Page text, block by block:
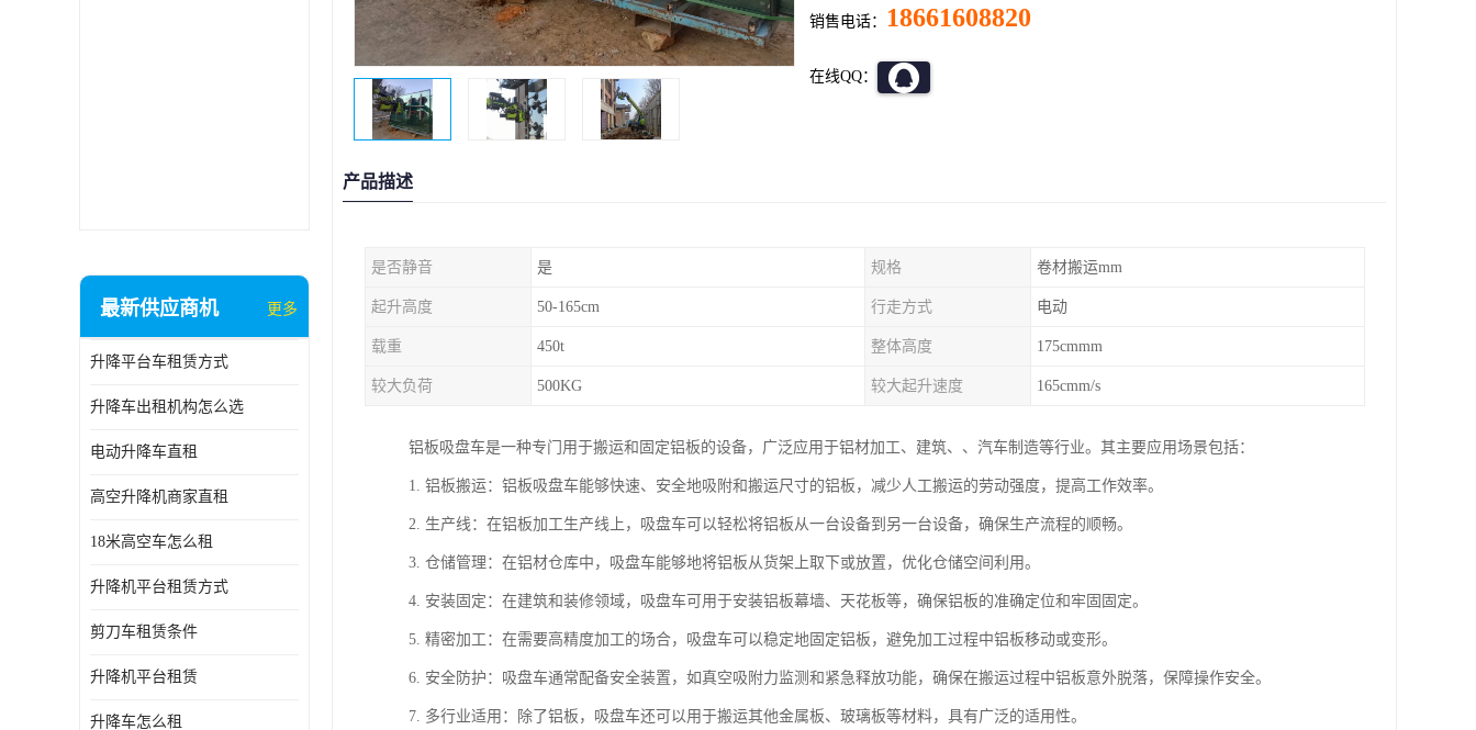
最新供应商机 更多
升降平台车租赁方式
升降车出租机构怎么选
电动升降车直租
高空升降机商家直租
18米高空车怎么租
升降机平台租赁方式
剪刀车租赁条件
升降机平台租赁
升降车怎么租
销售电话： 18661608820
在线QQ：
产品描述
是否静音 是 规格 卷材搬运mm
起升高度 50-165cm 行走方式 电动
载重 450t 整体高度 175cmmm
较大负荷 500KG 较大起升速度 165cmm/s
铝板吸盘车是一种专门用于搬运和固定铝板的设备，广泛应用于铝材加工、建筑、、汽车制造等行业。其主要应用场景包括：
1. 铝板搬运：铝板吸盘车能够快速、安全地吸附和搬运尺寸的铝板，减少人工搬运的劳动强度，提高工作效率。
2. 生产线：在铝板加工生产线上，吸盘车可以轻松将铝板从一台设备到另一台设备，确保生产流程的顺畅。
3. 仓储管理：在铝材仓库中，吸盘车能够地将铝板从货架上取下或放置，优化仓储空间利用。
4. 安装固定：在建筑和装修领域，吸盘车可用于安装铝板幕墙、天花板等，确保铝板的准确定位和牢固固定。
5. 精密加工：在需要高精度加工的场合，吸盘车可以稳定地固定铝板，避免加工过程中铝板移动或变形。
6. 安全防护：吸盘车通常配备安全装置，如真空吸附力监测和紧急释放功能，确保在搬运过程中铝板意外脱落，保障操作安全。
7. 多行业适用：除了铝板，吸盘车还可以用于搬运其他金属板、玻璃板等材料，具有广泛的适用性。